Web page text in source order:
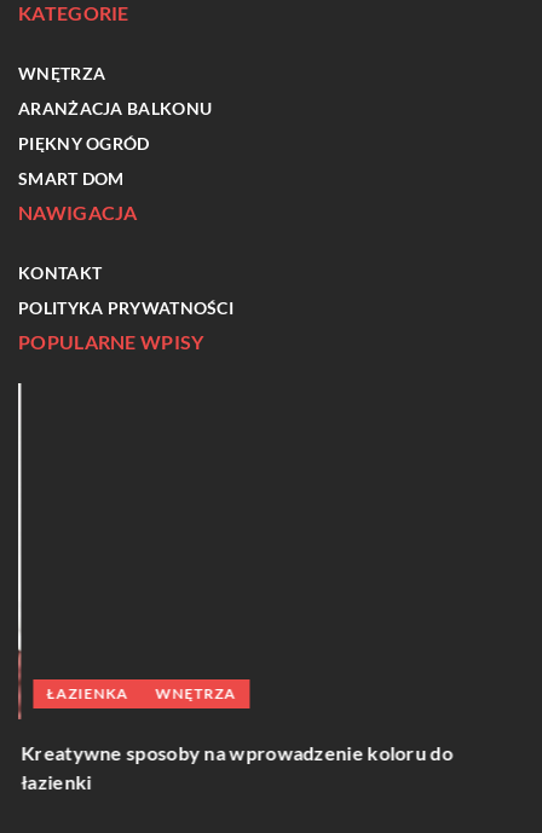
KATEGORIE
WNĘTRZA
ARANŻACJA BALKONU
PIĘKNY OGRÓD
SMART DOM
NAWIGACJA
KONTAKT
POLITYKA PRYWATNOŚCI
POPULARNE WPISY
ŁAZIENKA WNĘTRZA
Kreatywne sposoby na wprowadzenie koloru do
łazienki